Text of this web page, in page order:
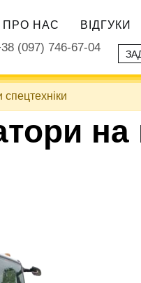
ПРО НАС ВІДГУКИ
(097) 746-67-04
на